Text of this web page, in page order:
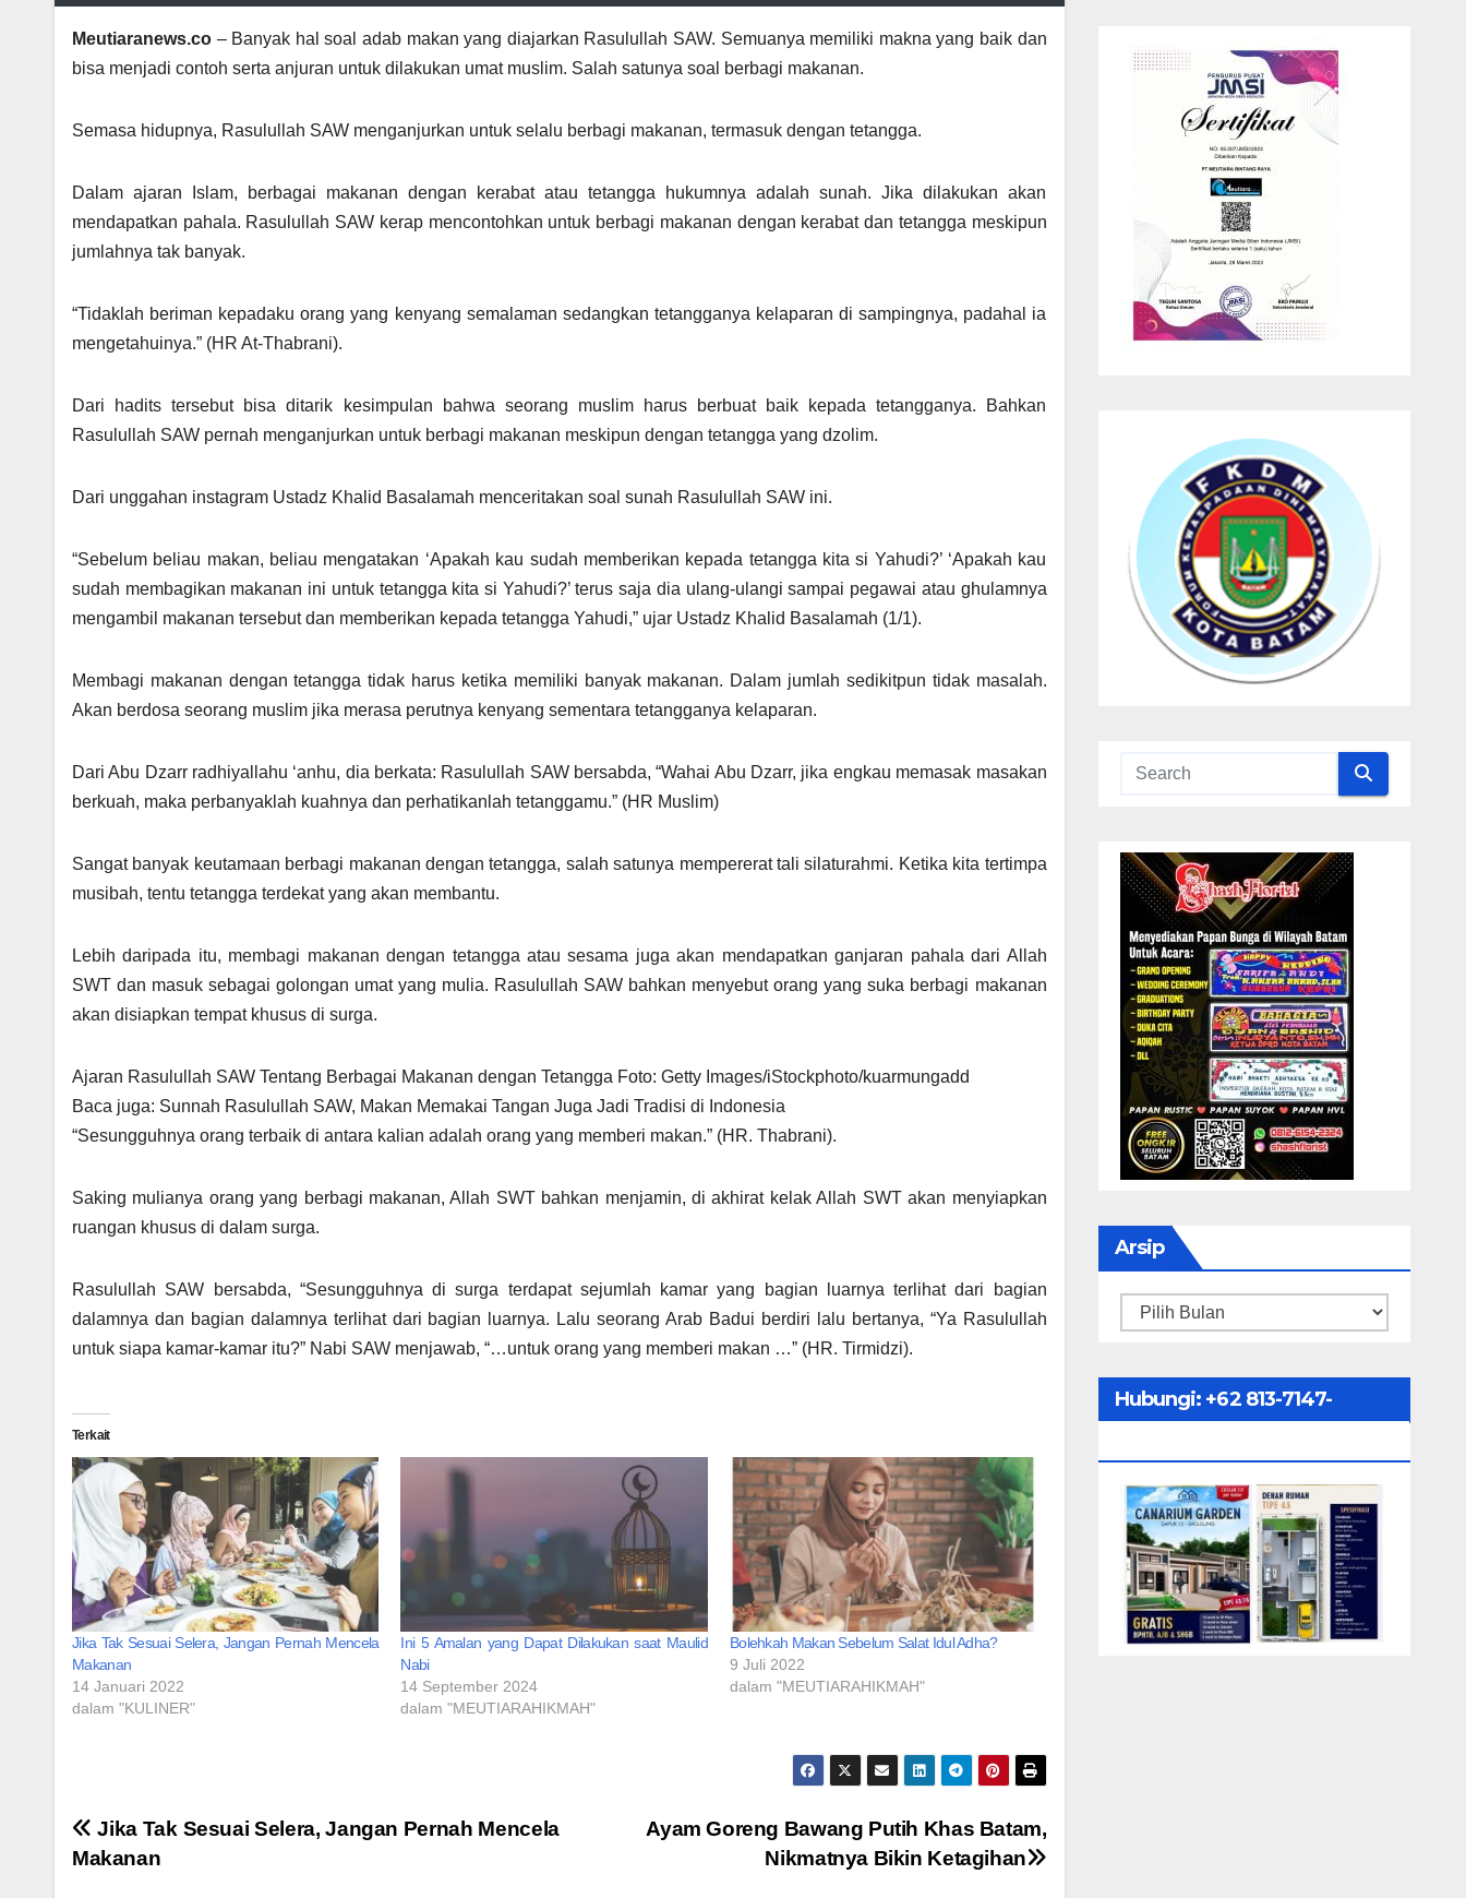
Meutiaranews.co – Banyak hal soal adab makan yang diajarkan Rasulullah SAW. Semuanya memiliki makna yang baik dan
bisa menjadi contoh serta anjuran untuk dilakukan umat muslim. Salah satunya soal berbagi makanan.
Semasa hidupnya, Rasulullah SAW menganjurkan untuk selalu berbagi makanan, termasuk dengan tetangga.
Dalam ajaran Islam, berbagai makanan dengan kerabat atau tetangga hukumnya adalah sunah. Jika dilakukan akan
mendapatkan pahala. Rasulullah SAW kerap mencontohkan untuk berbagi makanan dengan kerabat dan tetangga meskipun
jumlahnya tak banyak.
“Tidaklah beriman kepadaku orang yang kenyang semalaman sedangkan tetangganya kelaparan di sampingnya, padahal ia
mengetahuinya.” (HR At-Thabrani).
Dari hadits tersebut bisa ditarik kesimpulan bahwa seorang muslim harus berbuat baik kepada tetangganya. Bahkan
Rasulullah SAW pernah menganjurkan untuk berbagi makanan meskipun dengan tetangga yang dzolim.
Dari unggahan instagram Ustadz Khalid Basalamah menceritakan soal sunah Rasulullah SAW ini.
“Sebelum beliau makan, beliau mengatakan ‘Apakah kau sudah memberikan kepada tetangga kita si Yahudi?’ ‘Apakah kau
sudah membagikan makanan ini untuk tetangga kita si Yahudi?’ terus saja dia ulang-ulangi sampai pegawai atau ghulamnya
mengambil makanan tersebut dan memberikan kepada tetangga Yahudi,” ujar Ustadz Khalid Basalamah (1/1).
Membagi makanan dengan tetangga tidak harus ketika memiliki banyak makanan. Dalam jumlah sedikitpun tidak masalah.
Akan berdosa seorang muslim jika merasa perutnya kenyang sementara tetangganya kelaparan.
Dari Abu Dzarr radhiyallahu ‘anhu, dia berkata: Rasulullah SAW bersabda, “Wahai Abu Dzarr, jika engkau memasak masakan
berkuah, maka perbanyaklah kuahnya dan perhatikanlah tetanggamu.” (HR Muslim)
Sangat banyak keutamaan berbagi makanan dengan tetangga, salah satunya mempererat tali silaturahmi. Ketika kita tertimpa
musibah, tentu tetangga terdekat yang akan membantu.
Lebih daripada itu, membagi makanan dengan tetangga atau sesama juga akan mendapatkan ganjaran pahala dari Allah
SWT dan masuk sebagai golongan umat yang mulia. Rasulullah SAW bahkan menyebut orang yang suka berbagi makanan
akan disiapkan tempat khusus di surga.
Ajaran Rasulullah SAW Tentang Berbagai Makanan dengan Tetangga Foto: Getty Images/iStockphoto/kuarmungadd
Baca juga: Sunnah Rasulullah SAW, Makan Memakai Tangan Juga Jadi Tradisi di Indonesia
“Sesungguhnya orang terbaik di antara kalian adalah orang yang memberi makan.” (HR. Thabrani).
Saking mulianya orang yang berbagi makanan, Allah SWT bahkan menjamin, di akhirat kelak Allah SWT akan menyiapkan
ruangan khusus di dalam surga.
Rasulullah SAW bersabda, “Sesungguhnya di surga terdapat sejumlah kamar yang bagian luarnya terlihat dari bagian
dalamnya dan bagian dalamnya terlihat dari bagian luarnya. Lalu seorang Arab Badui berdiri lalu bertanya, “Ya Rasulullah
untuk siapa kamar-kamar itu?” Nabi SAW menjawab, “…untuk orang yang memberi makan …” (HR. Tirmidzi).
Terkait
Jika Tak Sesuai Selera, Jangan Pernah Mencela
Makanan
14 Januari 2022
dalam "KULINER"
Ini 5 Amalan yang Dapat Dilakukan saat Maulid
Nabi
14 September 2024
dalam "MEUTIARAHIKMAH"
Bolehkah Makan Sebelum Salat Idul Adha?
9 Juli 2022
dalam "MEUTIARAHIKMAH"
Navigasi
Ayam Goreng Bawang Putih Khas Batam,
Nikmatnya Bikin Ketagihan
Jika Tak Sesuai Selera, Jangan Pernah Mencela
Makanan
Arsip
Arsip
Hubungi: ‪+62 813-7147-